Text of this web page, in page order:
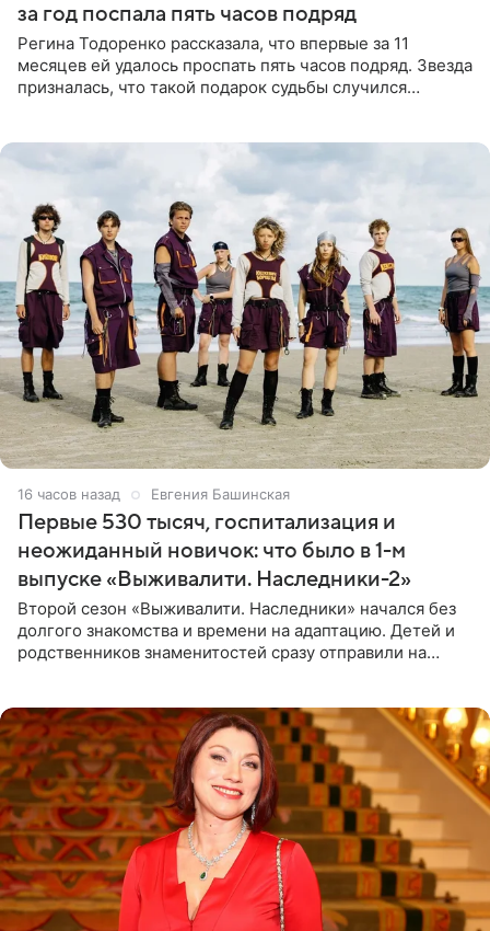
за год поспала пять часов подряд
Регина Тодоренко рассказала, что впервые за 11
месяцев ей удалось проспать пять часов подряд. Звезда
призналась, что такой подарок судьбы случился
16 часов назад Евгения Башинская
Первые 530 тысяч, госпитализация и
неожиданный новичок: что было в 1-м
выпуске «Выживалити. Наследники-2»
Второй сезон «Выживалити. Наследники» начался без
долгого знакомства и времени на адаптацию. Детей и
родственников знаменитостей сразу отправили на